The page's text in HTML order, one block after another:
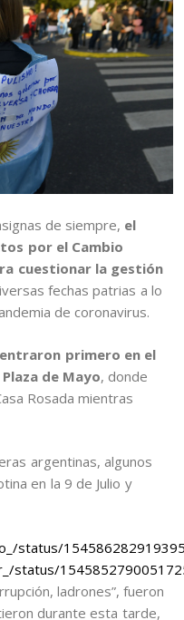
de siempre, el
por el Cambio
cuestionar la gestión
fechas patrias a lo
de coronavirus.
primero en el
de Mayo, donde
Rosada mientras
argentinas, algunos
en la 9 de Julio y
status/
status/
ladrones”, fueron
durante esta tarde,